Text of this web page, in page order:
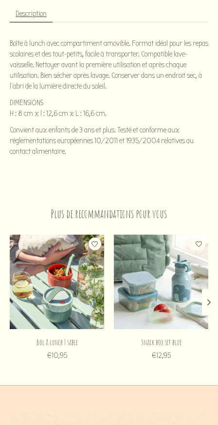
Description
Boîte à lunch avec compartiment amovible. Format idéal pour les repas
scolaires et des tout-petits, facile à transporter. Compatible lave-
vaisselle. Nettoyer avant la première utilisation et après chaque
utilisation. Bien sécher après lavage. Conserver dans un endroit sec, à
l'abri de la lumière directe du soleil.
DIMENSIONS
H : 8 cm x l : 12,6 cm x L : 16,6 cm.
Convient aux enfants de 3 ans et plus. Testé et conforme aux
réglementations européennes 10/2011 et 1935/2004 relatives au
contact alimentaire.
Plus de recommandations pour vous
Articles du carrousel de produits
Bol à lunch | sable
€10,95
Snack box set blue
€12,95